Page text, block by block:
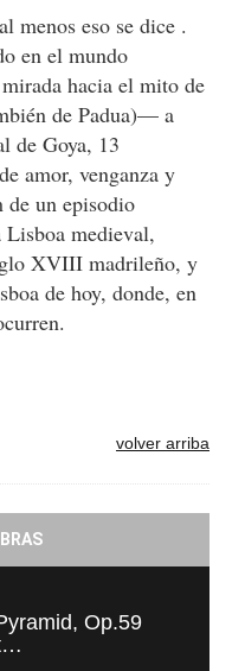
menos eso se dice .
en el mundo
hacia el mito de
de Padua)— a
de Goya, 13
amor, venganza y
de un episodio
Lisboa medieval,
XVIII madrileño, y
de hoy, donde, en
volver arriba
Op.59